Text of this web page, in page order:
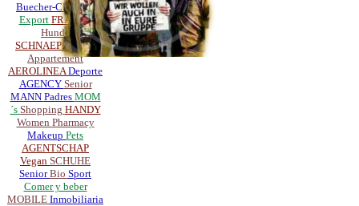
Buecher-CD-DVD
Export FRAUEN
Hunde
SCHNAEPPCHEN
Appartement
AEROLINEADeporte
AGENCY Senior
MANN Padres MOM
´s Shopping HANDY
Women Pharmacy
Makeup Pets
AGENTSCHAP
Vegan SCHUHE
SeniorBio Sport
Comer y beber
MOBILE Inmobiliaria